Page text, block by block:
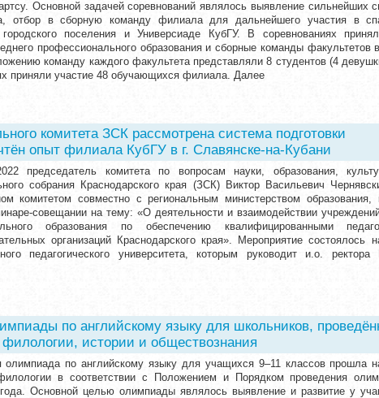
Основной задачей соревнований являлось выявление сильнейших
отбор в сборную команду филиала для дальнейшего участия в
городского поселения и Универсиаде КубГУ. В соревнованиях
профессионального образования и сборные команды факультетов
команду каждого факультета представляли 8 студентов (4
приняли участие 48 обучающихся филиала. Далее
комитета ЗСК рассмотрена система подготовки
опыт филиала КубГУ в г. Славянске-на-Кубани
председатель комитета по вопросам науки, образования,
собрания Краснодарского края (ЗСК) Виктор Васильевич
комитетом совместно с региональным министерством
совещании на тему: «О деятельности и взаимодействии
образования по обеспечению квалифицированными
организаций Краснодарского края». Мероприятие состоялось
педагогического университета, которым руководит и.о.
по английскому языку для школьников,
филологии, истории и обществознания
олимпиада по английскому языку для учащихся 9–11 классов прошла
в соответствии с Положением и Порядком проведения
Основной целью олимпиады являлось выявление и развитие у